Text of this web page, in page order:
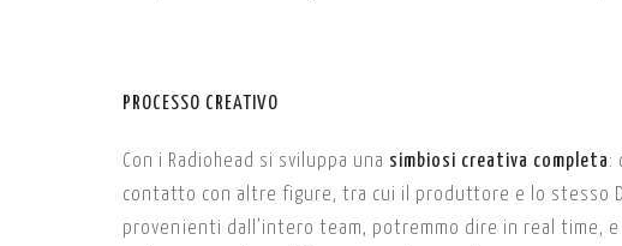
PROCESSO CREATIVO
Con i Radiohead si sviluppa una simbiosi creativa completa:
contatto con altre figure, tra cui il produttore e lo stesso
provenienti dall’intero team, potremmo dire in real time,